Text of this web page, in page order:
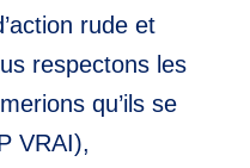
rude et
respectons les
qu’ils se
VRAI),